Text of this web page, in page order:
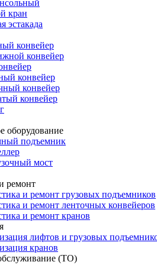
кран
эстакада
конвейер
конвейер
конвейер
конвейер
конвейер
оборудование
подъемник
мост
ремонт
и ремонт грузовых подъемников
и ремонт ленточных конвейеров
и ремонт кранов
лифтов и грузовых
кранов
(ТО)